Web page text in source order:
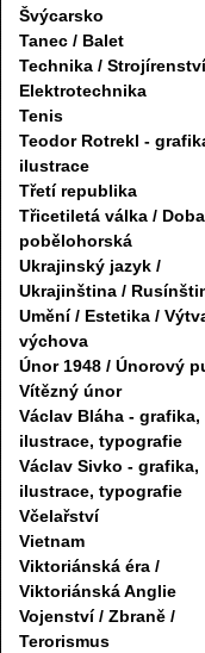
Švýcarsko
Tanec / Balet
Technika /
Elektrotechnika
Tenis
Teodor Rotrekl -
ilustrace
Třetí republika
Třicetiletá válka / Doba
pobělohorská
Ukrajinský jazyk /
Ukrajinština /
Umění / Estetika /
výchova
Únor 1948 / Únorový
Vítězný únor
Václav Bláha - grafika,
ilustrace, typografie
Václav Sivko - grafika,
ilustrace, typografie
Včelařství
Vietnam
Viktoriánská éra /
Viktoriánská Anglie
Vojenství / Zbraně /
Terorismus